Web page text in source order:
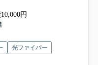
円
光ファイバー